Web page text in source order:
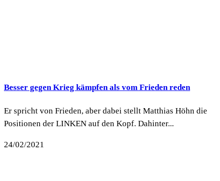
Besser gegen Krieg kämpfen als vom Frieden reden
Er spricht von Frieden, aber dabei stellt Matthias Höhn die
Positionen der LINKEN auf den Kopf. Dahinter...
24/02/2021